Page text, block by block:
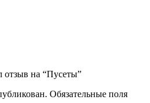
отзыв на “Пусеты”
Обязательные поля